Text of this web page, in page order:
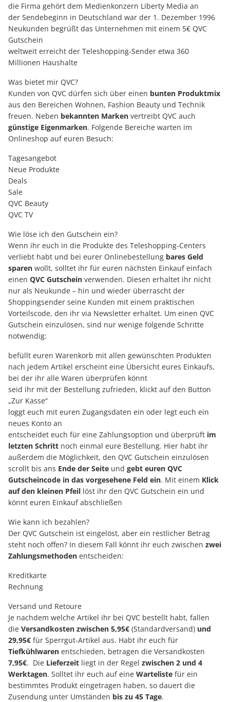
die Firma gehört dem Medienkonzern Liberty Media an
der Sendebeginn in Deutschland war der 1. Dezember 1996
Neukunden begrüßt das Unternehmen mit einem 5€ QVC
Gutschein
weltweit erreicht der Teleshopping-Sender etwa 360
Millionen Haushalte
Was bietet mir QVC?
Kunden von QVC dürfen sich über einen bunten Produktmix
aus den Bereichen Wohnen, Fashion Beauty und Technik
freuen. Neben bekannten Marken vertreibt QVC auch
günstige Eigenmarken. Folgende Bereiche warten im
Onlineshop auf euren Besuch:
Tagesangebot
Neue Produkte
Deals
Sale
QVC Beauty
QVC TV
Wie löse ich den Gutschein ein?
Wenn ihr euch in die Produkte des Teleshopping-Centers
verliebt habt und bei eurer Onlinebestellung bares Geld
sparen wollt, solltet ihr für euren nächsten Einkauf einfach
einen QVC Gutschein verwenden. Diesen erhaltet ihr nicht
nur als Neukunde – hin und wieder überrascht der
Shoppingsender seine Kunden mit einem praktischen
Vorteilscode, den ihr via Newsletter erhaltet. Um einen QVC
Gutschein einzulösen, sind nur wenige folgende Schritte
notwendig:
befüllt euren Warenkorb mit allen gewünschten Produkten
nach jedem Artikel erscheint eine Übersicht eures Einkaufs,
bei der ihr alle Waren überprüfen könnt
seid ihr mit der Bestellung zufrieden, klickt auf den Button
„Zur Kasse“
loggt euch mit euren Zugangsdaten ein oder legt euch ein
neues Konto an
entscheidet euch für eine Zahlungsoption und überprüft im
letzten Schritt noch einmal eure Bestellung. Hier habt ihr
außerdem die Möglichkeit, den QVC Gutschein einzulösen
scrollt bis ans Ende der Seite und gebt euren QVC
Gutscheincode in das vorgesehene Feld ein. Mit einem Klick
auf den kleinen Pfeil löst ihr den QVC Gutschein ein und
könnt euren Einkauf abschließen
Wie kann ich bezahlen?
Der QVC Gutschein ist eingelöst, aber ein restlicher Betrag
steht noch offen? In diesem Fall könnt ihr euch zwischen zwei
Zahlungsmethoden entscheiden:
Kreditkarte
Rechnung
Versand und Retoure
Je nachdem welche Artikel ihr bei QVC bestellt habt, fallen
die Versandkosten zwischen 5,95€ (Standardversand) und
29,95€ für Sperrgut-Artikel aus. Habt ihr euch für
Tiefkühlwaren entschieden, betragen die Versandkosten
7,95€. Die Lieferzeit liegt in der Regel zwischen 2 und 4
Werktagen. Solltet ihr euch auf eine Warteliste für ein
bestimmtes Produkt eingetragen haben, so dauert die
Zusendung unter Umständen bis zu 45 Tage.